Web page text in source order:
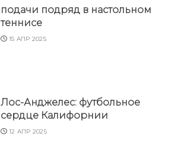
подачи подряд в настольном
теннисе
15 АПР 2025
Лос-Анджелес: футбольное
сердце Калифорнии
12 АПР 2025